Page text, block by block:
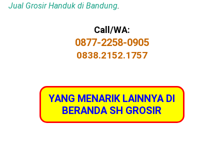
Jual Grosir Handuk di Bandung.
Call/WA:
0877-2258-0905
0838.2152.1757
YANG MENARIK LAINNYA DI
BERANDA SH GROSIR